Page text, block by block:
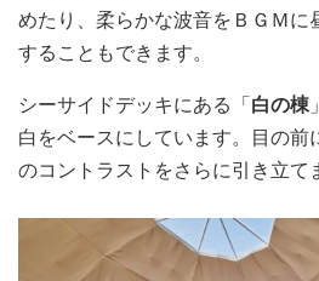
めたり、柔らかな波音をＢＧＭに
することもできます。
シーサイドデッキにある「 白の棟
白をベースにしています。目の前
のコントラストをさらに引き立て